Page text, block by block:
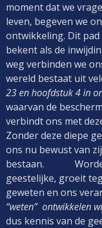
moment dat we
leven, begeven we
ontwikkeling. Dit
bekent als de
weg verbinden we
wereld bestaat uit
23 en hoofdstuk 4 in
waarvan de
verbindt ons
Zonder deze diepe
ons nu bewust van
bestaan. Worden
geestelijke, groeit
geweten en ons
“weten” ontwikkelen
dus kennis van de